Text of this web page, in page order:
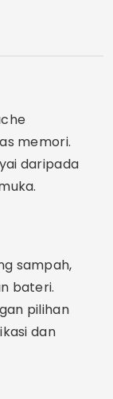
pengguna
CPU
dan sisa
baik